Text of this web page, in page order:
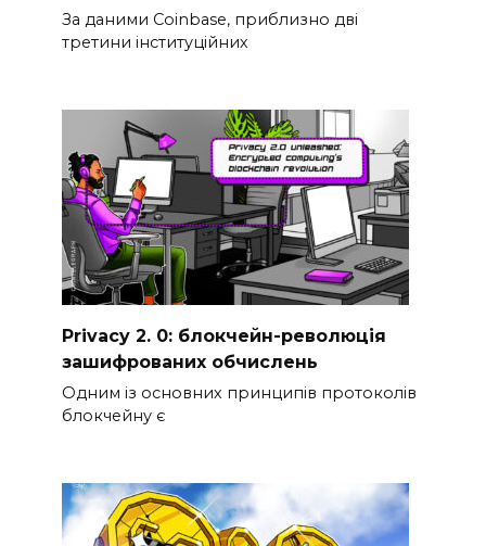
За даними Coinbase, приблизно дві
третини інституційних
Privacy 2. 0: блокчейн-революція
зашифрованих обчислень
Одним із основних принципів протоколів
блокчейну є